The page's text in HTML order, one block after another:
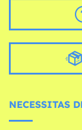
NECESSITAS